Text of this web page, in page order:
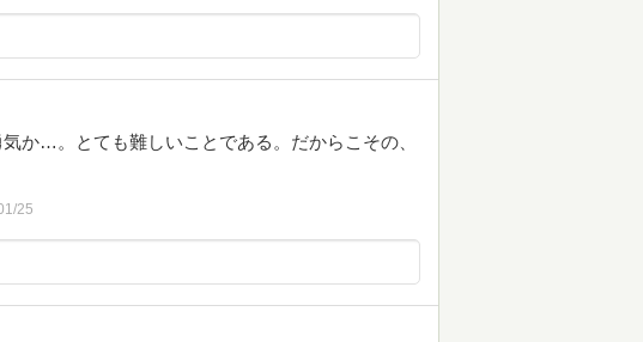
か…。とても難しいことである。だからこその、
25